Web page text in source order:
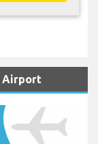
Airport